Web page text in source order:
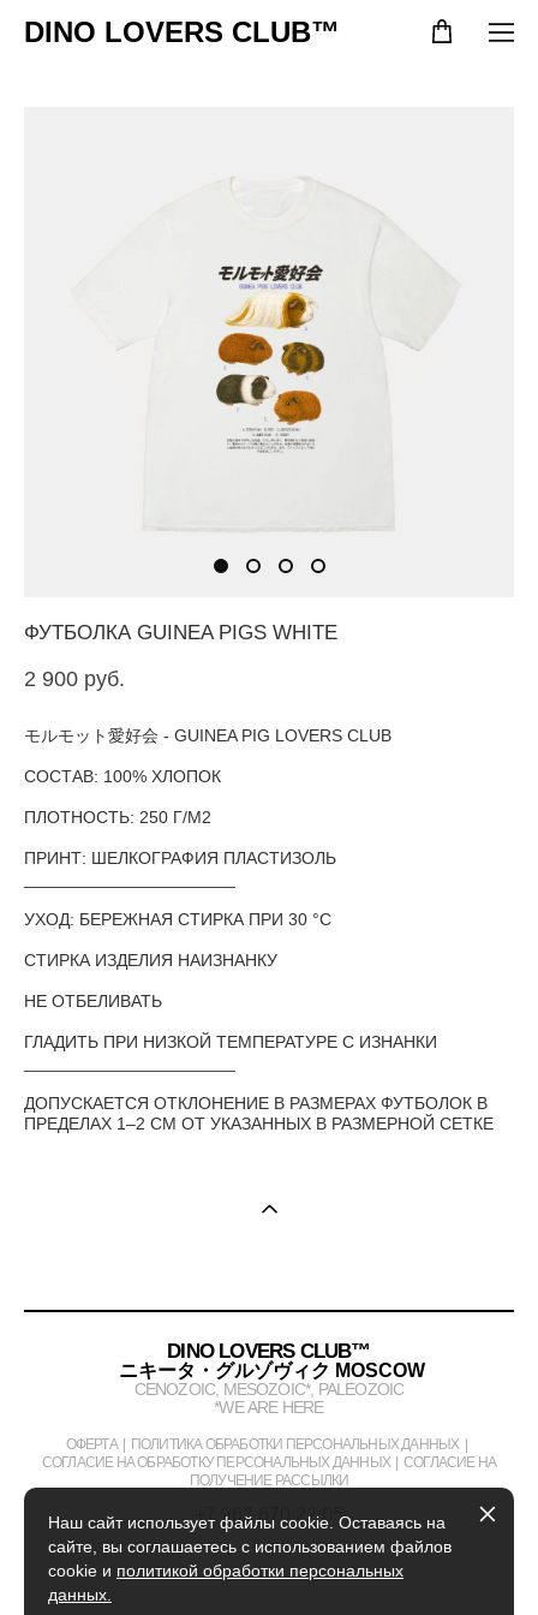
DINO LOVERS CLUB™
ФУТБОЛКА GUINEA PIGS WHITE
2 900 pуб.
モルモット愛好会 - GUINEA PIG LOVERS CLUB
СОСТАВ: 100% ХЛОПОК
ПЛОТНОСТЬ: 250 Г/М2
ПРИНТ: ШЕЛКОГРАФИЯ ПЛАСТИЗОЛЬ
УХОД: БЕРЕЖНАЯ СТИРКА ПРИ 30 °С
СТИРКА ИЗДЕЛИЯ НАИЗНАНКУ
НЕ ОТБЕЛИВАТЬ
ГЛАДИТЬ ПРИ НИЗКОЙ ТЕМПЕРАТУРЕ С ИЗНАНКИ
ДОПУСКАЕТСЯ ОТКЛОНЕНИЕ В РАЗМЕРАХ ФУТБОЛОК В
ПРЕДЕЛАХ 1–2 СМ ОТ УКАЗАННЫХ В РАЗМЕРНОЙ СЕТКЕ
DINO LOVERS CLUB™
ニキータ・グルゾヴィク MOSCOW
CENOZOIC, MESOZOIC*, PALEOZOIC
*WE ARE HERE
ОФЕРТА| ПОЛИТИКА ОБРАБОТКИ ПЕРСОНАЛЬНЫХ ДАННЫХ |
СОГЛАСИЕ НА ОБРАБОТКУ ПЕРСОНАЛЬНЫХ ДАННЫХ | СОГЛАСИЕ НА
ПОЛУЧЕНИЕ РАССЫЛКИ
+7 963 670 22 05
Наш сайт использует файлы cookie. Оставаясь на
сайте, вы соглашаетесь с использованием файлов
cookie и политикой обработки персональных
данных.